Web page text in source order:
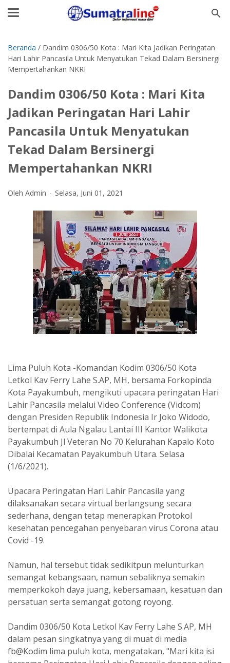
Beranda / Dandim 0306/50 Kota : Mari Kita Jadikan Peringatan
Hari Lahir Pancasila Untuk Menyatukan Tekad Dalam Bersinergi
Mempertahankan NKRI
Dandim 0306/50 Kota : Mari Kita
Jadikan Peringatan Hari Lahir
Pancasila Untuk Menyatukan
Tekad Dalam Bersinergi
Mempertahankan NKRI
Oleh Admin Selasa, Juni 01, 2021
Lima Puluh Kota -Komandan Kodim 0306/50 Kota
Letkol Kav Ferry Lahe S.AP, MH, bersama Forkopinda
Kota Payakumbuh, mengikuti upacara peringatan Hari
Lahir Pancasila melalui Video Conference (Vidcom)
dengan Presiden Republik Indonesia Ir Joko Widodo,
bertempat di Aula Ngalau Lantai III Kantor Walikota
Payakumbuh Jl Veteran No 70 Kelurahan Kapalo Koto
Dibalai Kecamatan Payakumbuh Utara. Selasa
(1/6/2021).
Upacara Peringatan Hari Lahir Pancasila yang
dilaksanakan secara virtual berlangsung secara
sederhana, dengan tetap menerapkan Protokol
kesehatan pencegahan penyebaran virus Corona atau
Covid -19.
Namun, hal tersebut tidak sedikitpun melunturkan
semangat kebangsaan, namun sebaliknya semakin
memperkokoh daya juang, kebersamaan, kesatuan dan
persatuan serta semangat gotong royong.
Dandim 0306/50 Kota Letkol Kav Ferry Lahe S.AP, MH
dalam pesan singkatnya yang di muat di media
fb@Kodim lima puluh kota, mengatakan, "Mari kita isi